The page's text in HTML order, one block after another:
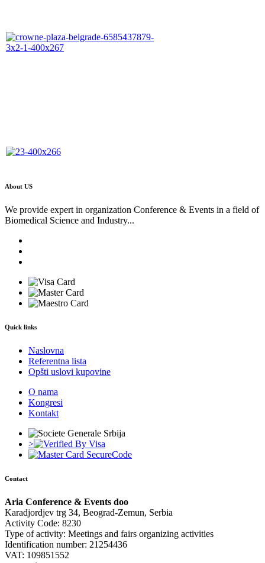
About US
We provide expert in organization Conference & Events in a field of
Biomedical Science and Industry...
Quick links
Naslovna
Referentna lista
Opšti uslovi kupovine
O nama
Kongresi
Kontakt
>
Contact
Aria Conference & Events doo
Karadjordjev trg 34, Beograd-Zemun, Serbia
Activity Code: 8230
Type of activity: Meetings and fairs organizing activities
Identification number: 21254436
VAT: 109851552